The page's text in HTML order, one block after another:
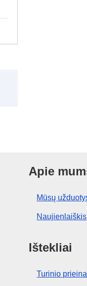
Apie
Mūsų
Naujienlaiškis
Ištekliai
Turinio